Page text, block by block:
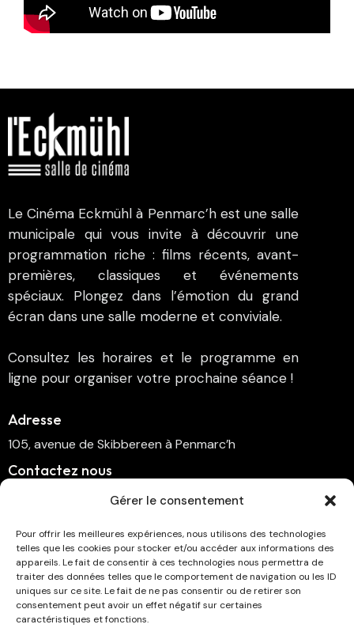
Gérer le consentement
Pour offrir les meilleures expériences, nous utilisons des technologies
telles que les cookies pour stocker et/ou accéder aux informations des
appareils. Le fait de consentir à ces technologies nous permettra de
traiter des données telles que le comportement de navigation ou les ID
uniques sur ce site. Le fait de ne pas consentir ou de retirer son
consentement peut avoir un effet négatif sur certaines
caractéristiques et fonctions.
Le Cinéma Eckmühl à Penmarc’h est une salle
municipale qui vous invite à découvrir une
programmation riche : films récents, avant-
premières, classiques et événements
spéciaux. Plongez dans l’émotion du grand
écran dans une salle moderne et conviviale.
Consultez les horaires et le programme en
ligne pour organiser votre prochaine séance !
Adresse
105, avenue de Skibbereen à Penmarc’h
Contactez nous
cinema.penmarch@orange.fr
Suivez-nous